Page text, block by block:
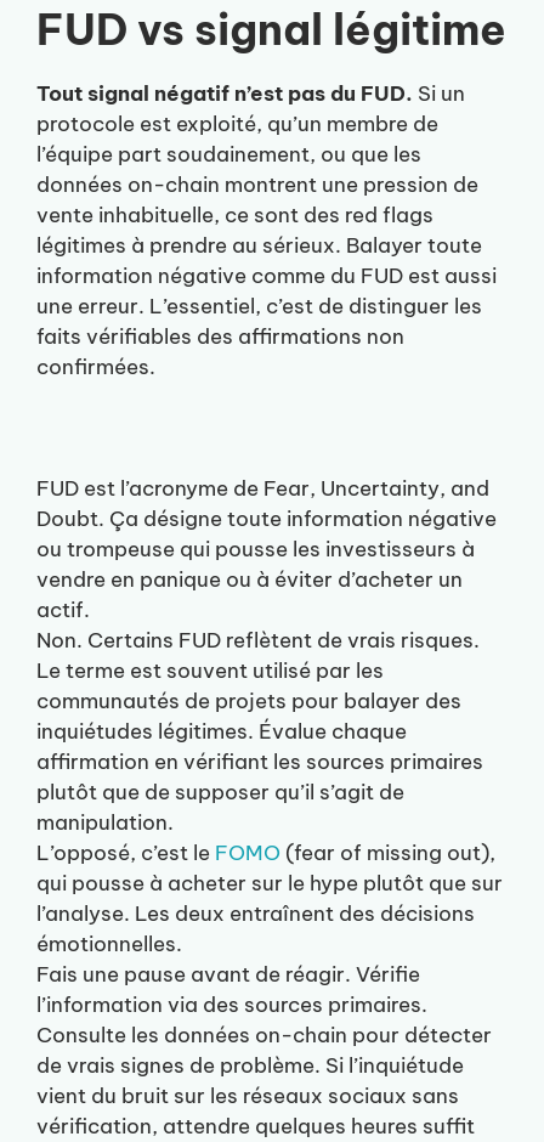
FUD vs signal légitime
Tout signal négatif n’est pas du FUD. Si un
protocole est exploité, qu’un membre de
l’équipe part soudainement, ou que les
données on-chain montrent une pression de
vente inhabituelle, ce sont des red flags
légitimes à prendre au sérieux. Balayer toute
information négative comme du FUD est aussi
une erreur. L’essentiel, c’est de distinguer les
faits vérifiables des affirmations non
confirmées.
FUD est l’acronyme de Fear, Uncertainty, and
Doubt. Ça désigne toute information négative
ou trompeuse qui pousse les investisseurs à
vendre en panique ou à éviter d’acheter un
actif.
Non. Certains FUD reflètent de vrais risques.
Le terme est souvent utilisé par les
communautés de projets pour balayer des
inquiétudes légitimes. Évalue chaque
affirmation en vérifiant les sources primaires
plutôt que de supposer qu’il s’agit de
manipulation.
L’opposé, c’est le FOMO (fear of missing out),
qui pousse à acheter sur le hype plutôt que sur
l’analyse. Les deux entraînent des décisions
émotionnelles.
Fais une pause avant de réagir. Vérifie
l’information via des sources primaires.
Consulte les données on-chain pour détecter
de vrais signes de problème. Si l’inquiétude
vient du bruit sur les réseaux sociaux sans
vérification, attendre quelques heures suffit